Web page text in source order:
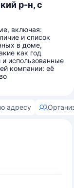
р-н, с
включая:
и список
в доме,
как год
и использованные
компании: её
адресу